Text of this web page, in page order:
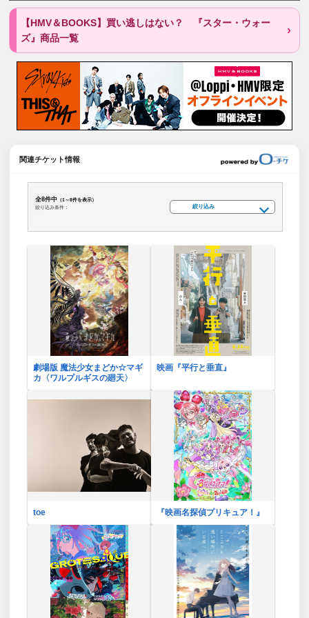
【HMV＆BOOKS】買い逃しはない？ 『スター・ウォー
ズ』商品一覧
関連チケット情報
全8件中 （1～8件を表示）
絞り込み条件：
絞り込み
劇場版 魔法少女まどか☆マギ
カ〈ワルプルギスの廻天〉
映画『平行と垂直』
toe 『映画名探偵プリキュア！』